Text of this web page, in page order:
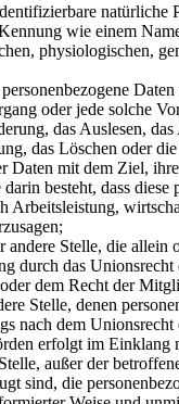
wie einem
physiologischen,
oder jede solche
das Auslesen,
das Löschen oder
Daten mit dem Ziel,
besteht, dass
Stelle, die
durch das
dem Recht der
Stelle, denen
nach dem
erfolgt im
außer der
sind, die